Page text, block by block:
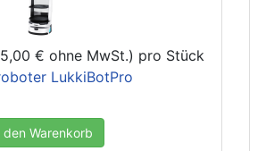
€ ohne MwSt.) pro Stück
LukkiBotPro
den Warenkorb